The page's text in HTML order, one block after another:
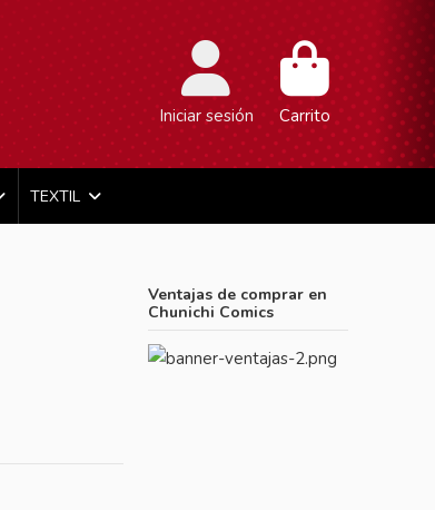
Iniciar sesión Carrito
TEXTIL
Ventajas de comprar en
Chunichi Comics